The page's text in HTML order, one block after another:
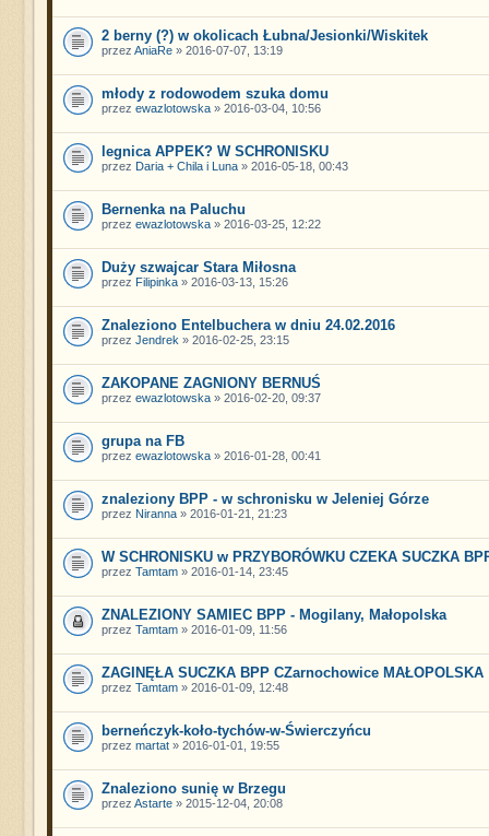
2 berny (?) w okolicach Łubna/Jesionki/Wiskitek
przez AniaRe» 2016-07-07, 13:19
młody z rodowodem szuka domu
przez ewazlotowska» 2016-03-04, 10:56
legnica APPEK? W SCHRONISKU
przez Daria + Chila i Luna» 2016-05-18, 00:43
Bernenka na Paluchu
przez ewazlotowska» 2016-03-25, 12:22
Duży szwajcar Stara Miłosna
przez Filipinka» 2016-03-13, 15:26
Znaleziono Entelbuchera w dniu 24.02.2016
przez Jendrek » 2016-02-25, 23:15
ZAKOPANE ZAGNIONY BERNUŚ
przez ewazlotowska» 2016-02-20, 09:37
grupa na FB
przez ewazlotowska» 2016-01-28, 00:41
znaleziony BPP - w schronisku w Jeleniej Górze
przez Niranna» 2016-01-21, 21:23
W SCHRONISKU w PRZYBORÓWKU CZEKA SUCZKA
przez Tamtam» 2016-01-14, 23:45
ZNALEZIONY SAMIEC BPP - Mogilany, Małopolska
przez Tamtam» 2016-01-09, 11:56
ZAGINĘŁA SUCZKA BPP CZarnochowice MAŁOPOLSKA
przez Tamtam» 2016-01-09, 12:48
berneńczyk-koło-tychów-w-Świerczyńcu
przez martat» 2016-01-01, 19:55
Znaleziono sunię w Brzegu
przez Astarte» 2015-12-04, 20:08